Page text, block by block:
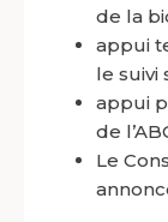
de la
appui
le suivi
appui
de
Le